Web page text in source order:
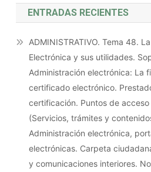
ENTRADAS RECIENTES
ADMINISTRATIVO. Tema 48.
Electrónica y sus utilidades.
Administración electrónica: La
certificado electrónico.
certificación. Puntos de
(Servicios, trámites y
Administración electrónica,
electrónicas. Carpeta
y comunicaciones interiores.